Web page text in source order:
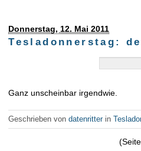
Donnerstag, 12. Mai 2011
Tesladonnerstag:
Ganz unscheinbar irgendwie.
Geschrieben vondatenritterin